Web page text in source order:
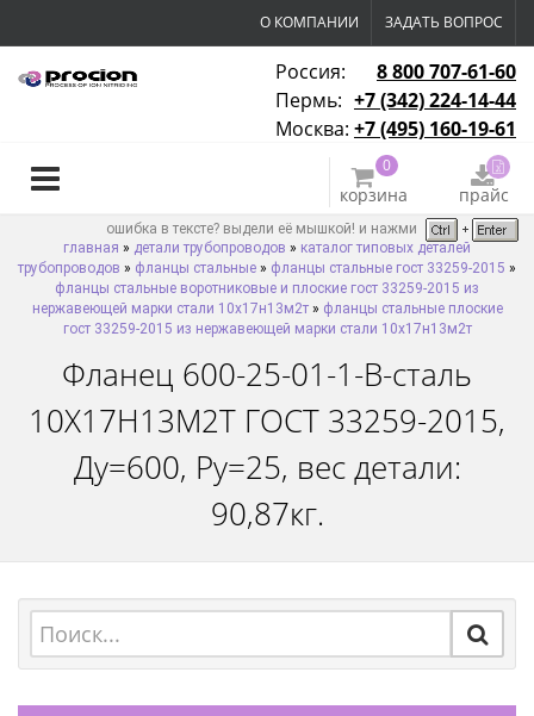
О КОМПАНИИ ЗАДАТЬ ВОПРОС
Россия:
8 800 707-61-60
Пермь: +7 (342) 224-14-44
Москва: +7 (495) 160-19-61
0
корзина прайс
ошибка в тексте? выдели её мышкой! и нажми
главная » детали трубопроводов » каталог типовых деталей
трубопроводов » фланцы стальные » фланцы стальные гост 33259-2015 »
фланцы стальные воротниковые и плоские гост 33259-2015 из
нержавеющей марки стали 10х17н13м2т» фланцы стальные плоские
гост 33259-2015 из нержавеющей марки стали 10х17н13м2т
Фланец 600-25-01-1-B-сталь
10Х17Н13М2Т ГОСТ 33259-2015,
Ду=600, Ру=25, вес детали:
90,87кг.